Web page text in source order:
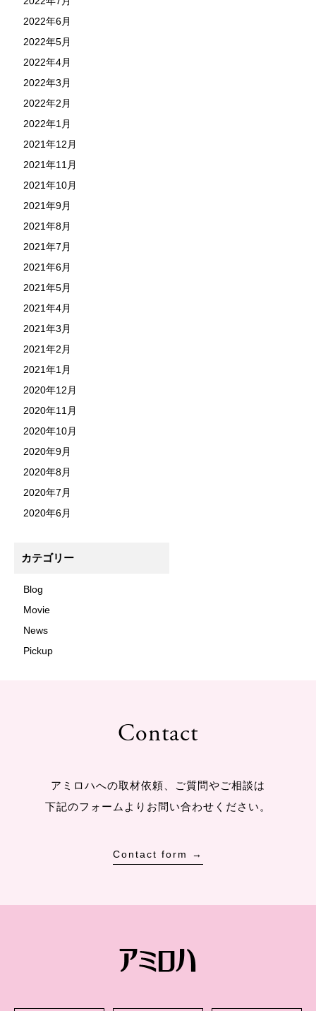
2022年6月
2022年5月
2022年4月
2022年3月
2022年2月
2022年1月
2021年12月
2021年11月
2021年10月
2021年9月
2021年8月
2021年7月
2021年6月
2021年5月
2021年4月
2021年3月
2021年2月
2021年1月
2020年12月
2020年11月
2020年10月
2020年9月
2020年8月
2020年7月
2020年6月
カテゴリー
Blog
Movie
News
Pickup
Contact
アミロハへの取材依頼、ご質問やご相談は
下記のフォームよりお問い合わせください。
Contact form →